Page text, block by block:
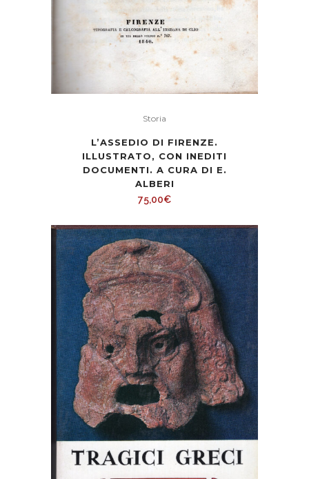
Storia
L’ASSEDIO DI FIRENZE.
ILLUSTRATO, CON INEDITI
DOCUMENTI. A CURA DI E.
ALBERI
75,00€